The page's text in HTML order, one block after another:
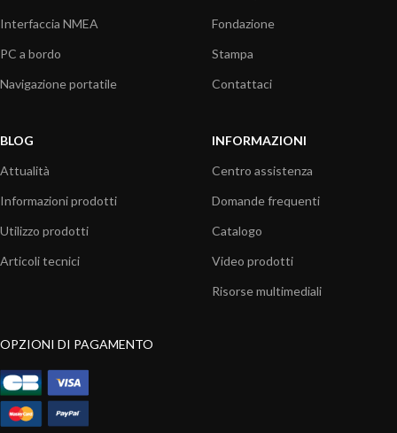
Interfaccia NMEA
PC a bordo
Navigazione portatile
Fondazione
Stampa
Contattaci
BLOG
Attualità
Informazioni prodotti
Utilizzo prodotti
Articoli tecnici
INFORMAZIONI
Centro assistenza
Domande frequenti
Catalogo
Video prodotti
Risorse multimediali
OPZIONI DI PAGAMENTO